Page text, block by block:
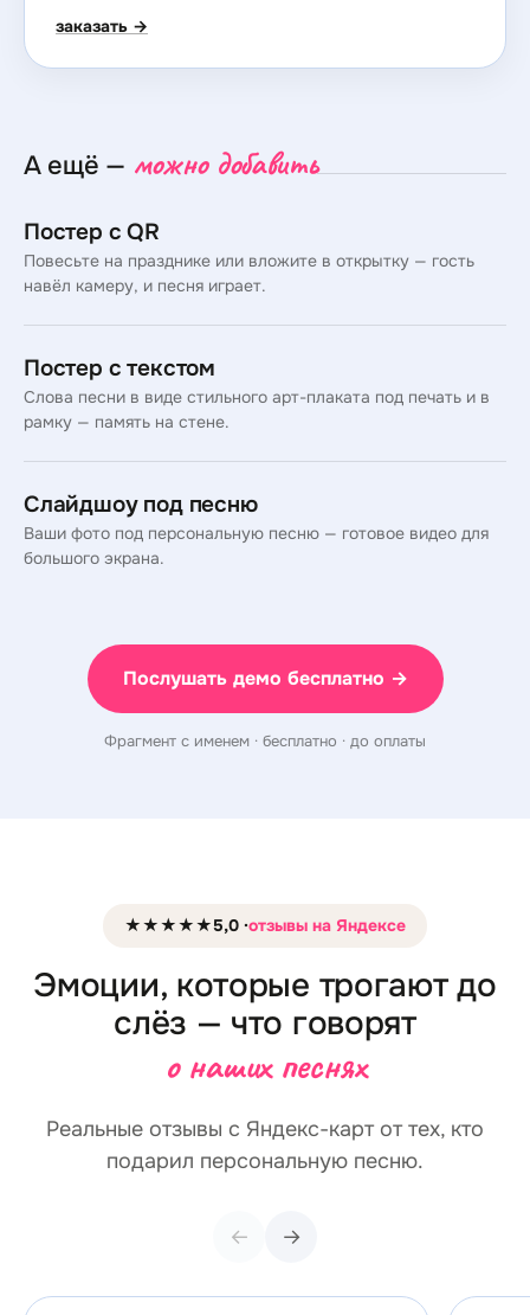
заказать →
А ещё — можно добавить
Постер с QR
Повесьте на празднике или вложите в открытку — гость
навёл камеру, и песня играет.
Постер с текстом
Слова песни в виде стильного арт-плаката под печать и в
рамку — память на стене.
Слайдшоу под песню
Ваши фото под персональную песню — готовое видео для
большого экрана.
Послушать демо бесплатно →
Фрагмент с именем · бесплатно · до оплаты
★★★★★5,0 ·отзывы на Яндексе
Эмоции, которые трогают до
слёз — что говорят
о наших песнях
Реальные отзывы с Яндекс-карт от тех, кто
подарил персональную песню.
← →